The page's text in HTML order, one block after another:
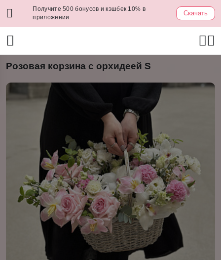
Получите 500 бонусов и кэшбек 10% в
приложении
Скачать
Розовая корзина с орхидеей S